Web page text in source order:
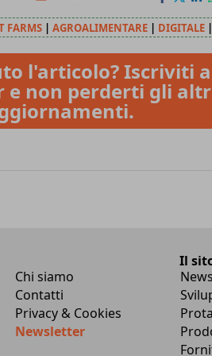
FARMS | AGROALIMENTARE | DIGITALE |
l'articolo? Iscriviti
e non perderti gli
soluzioni Epta per gelaterie e
Il
Chi siamo
Contatti
Privacy & Cookies
Newsletter
News